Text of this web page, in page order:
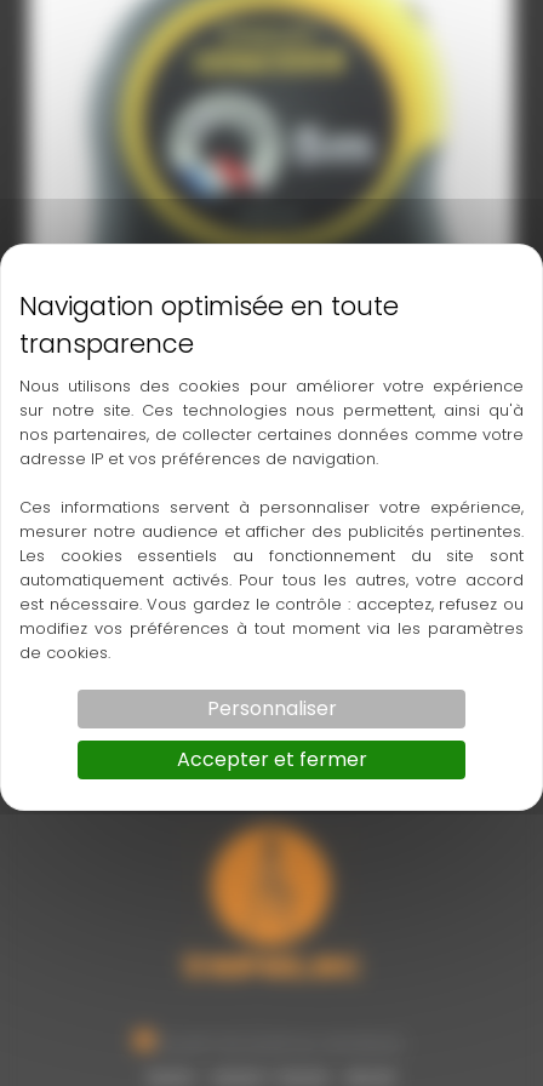
Mesure courte
À LA VENTE
En savoir plus
Nous utilisons des cookies pour améliorer votre expérience
sur notre site. Ces technologies nous permettent, ainsi qu'à
nos partenaires, de collecter certaines données comme votre
adresse IP et vos préférences de navigation.
Ces informations servent à personnaliser votre expérience,
mesurer notre audience et afficher des publicités pertinentes.
Les cookies essentiels au fonctionnement du site sont
automatiquement activés. Pour tous les autres, votre accord
est nécessaire. Vous gardez le contrôle : acceptez, refusez ou
modifiez vos préférences à tout moment via les paramètres
de cookies.
Accepter et fermer
Personnaliser